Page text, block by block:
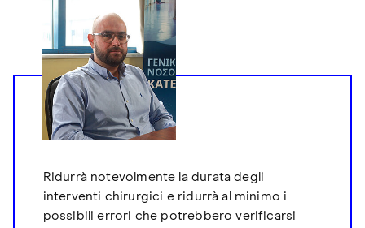
Ridurrà notevolmente la durata degli
interventi chirurgici e ridurrà al minimo i
possibili errori che potrebbero verificarsi